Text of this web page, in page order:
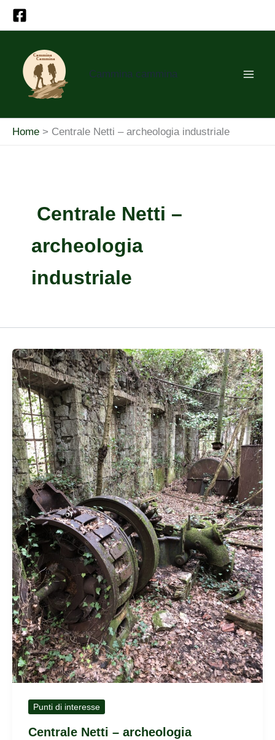
Vai
Cammina cammina
Home Centrale Netti – archeologia industriale
Centrale Netti –
archeologia
industriale
Punti di interesse
Centrale Netti – archeologia